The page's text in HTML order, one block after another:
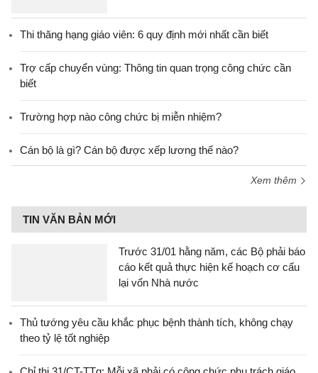
Thi thăng hạng giáo viên: 6 quy định mới nhất cần biết
Trợ cấp chuyển vùng: Thông tin quan trọng công chức cần
biết
Trường hợp nào công chức bị miễn nhiệm?
Cán bộ là gì? Cán bộ được xếp lương thế nào?
Xem thêm
TIN VĂN BẢN MỚI
Trước 31/01 hằng năm, các Bộ phải báo
cáo kết quả thực hiện kế hoạch cơ cấu
lại vốn Nhà nước
Thủ tướng yêu cầu khắc phục bệnh thành tích, không chạy
theo tỷ lệ tốt nghiệp